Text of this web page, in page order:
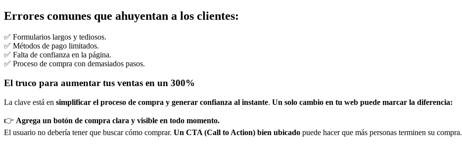
Errores comunes que ahuyentan a los clientes:
✅ Formularios largos y tediosos.
✅ Métodos de pago limitados.
✅ Falta de confianza en la página.
✅ Proceso de compra con demasiados pasos.
El truco para aumentar tus ventas en un 300%
La clave está en simplificar el proceso de compra y generar confianza al instante. Un solo cambio en tu web puede marcar la diferencia:
👉 Agrega un botón de compra clara y visible en todo momento.
El usuario no debería tener que buscar cómo comprar. Un CTA (Call to Action) bien ubicado puede hacer que más personas terminen su compra.